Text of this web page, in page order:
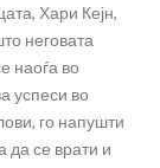
Хари Кејн,
неговата
наоѓа во
успеси во
го напушти
да се врати и